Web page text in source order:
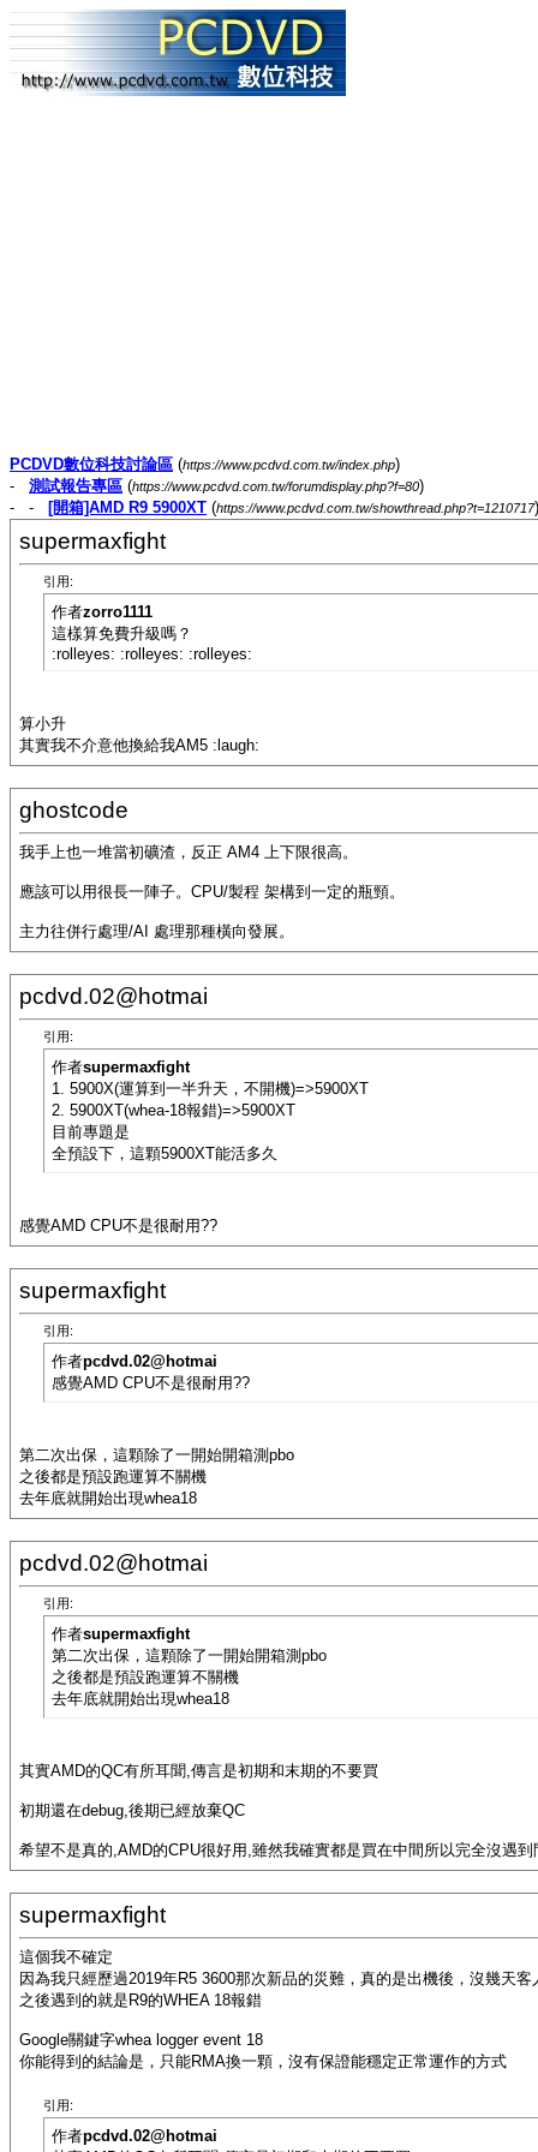
PCDVD數位科技討論區 (https://www.pcdvd.com.tw/index.php)
- 測試報告專區 (https://www.pcdvd.com.tw/forumdisplay.php?f=80)
- -
[開箱]AMD R9 5900XT (https://www.pcdvd.com.tw/showthread.php?t=1210717)
supermaxfight
引用:
作者zorro1111
這樣算免費升級嗎？
:rolleyes: :rolleyes: :rolleyes:
算小升
其實我不介意他換給我AM5 :laugh:
ghostcode
我手上也一堆當初礦渣，反正 AM4 上下限很高。
應該可以用很長一陣子。CPU/製程 架構到一定的瓶頸。
主力往併行處理/AI 處理那種橫向發展。
pcdvd.02@hotmai
引用:
作者supermaxfight
1. 5900X(運算到一半升天，不開機)=>5900XT
2. 5900XT(whea-18報錯)=>5900XT
目前專題是
全預設下，這顆5900XT能活多久
感覺AMD CPU不是很耐用??
supermaxfight
引用:
作者pcdvd.02@hotmai
感覺AMD CPU不是很耐用??
第二次出保，這顆除了一開始開箱測pbo
之後都是預設跑運算不關機
去年底就開始出現whea18
pcdvd.02@hotmai
引用:
作者supermaxfight
第二次出保，這顆除了一開始開箱測pbo
之後都是預設跑運算不關機
去年底就開始出現whea18
其實AMD的QC有所耳聞,傳言是初期和末期的不要買
初期還在debug,後期已經放棄QC
希望不是真的,AMD的CPU很好用,雖然我確實都是買在中間所以完全沒遇
supermaxfight
這個我不確定
因為我只經歷過2019年R5 3600那次新品的災難，真的是出機後，沒幾天客
之後遇到的就是R9的WHEA 18報錯
Google關鍵字whea logger event 18
你能得到的結論是，只能RMA換一顆，沒有保證能穩定正常運作的方式
引用:
作者pcdvd.02@hotmai